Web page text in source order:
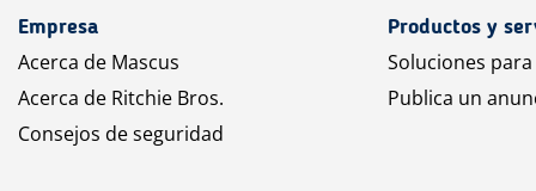
Empresa
Acerca de Mascus
Acerca de Ritchie Bros.
Consejos de seguridad
Productos y
Soluciones
Publica un